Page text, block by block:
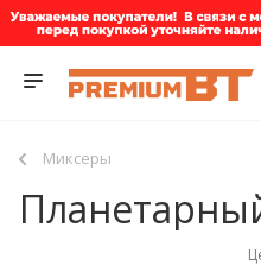
Миксеры